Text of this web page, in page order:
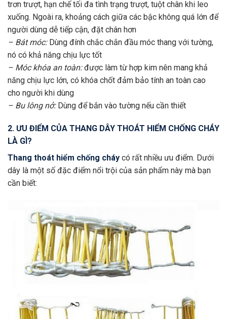
trơn trượt, hạn chế tối đa tình trạng trượt, tuột chân khi leo
xuống. Ngoài ra, khoảng cách giữa các bậc không quá lớn để
người dùng dễ tiếp cận, đặt chân hơn
– Bát móc:Dùng đính chắc chắn đầu móc thang với tường,
nó có khả năng chịu lực tốt
– Móc khóa an toàn:được làm từ hợp kim nên mang khả
năng chịu lực lớn, có khóa chốt đảm bảo tính an toàn cao
cho người khi dùng
– Bu lông nở:Dùng để bắn vào tường nếu cần thiết
2. ƯU ĐIỂM CỦA THANG DÂY THOÁT HIỂM CHỐNG CHÁY
LÀ GÌ?
Thang thoát hiểm chống cháy có rất nhiều ưu điểm. Dưới
dây là một số đặc điểm nổi trội của sản phẩm này mà bạn
cần biết: